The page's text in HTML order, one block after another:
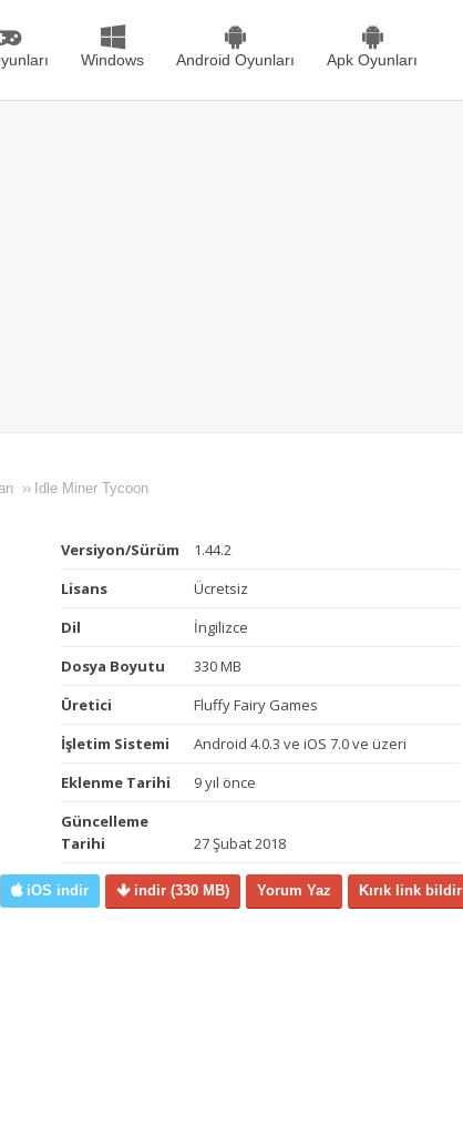
Windows Android Oyunları Apk Oyunları
›› Idle Miner Tycoon
Versiyon/Sürüm
1.44.2
Lisans
Ücretsiz
Dil
İngilizce
Dosya Boyutu
330 MB
Üretici
Fluffy Fairy Games
İşletim Sistemi
Android 4.0.3 ve iOS 7.0 ve üzeri
Eklenme Tarihi
9 yıl önce
Güncelleme
Tarihi
27 Şubat 2018
Kırık link bildir
Yorum Yaz
indir (330 MB)
iOS indir